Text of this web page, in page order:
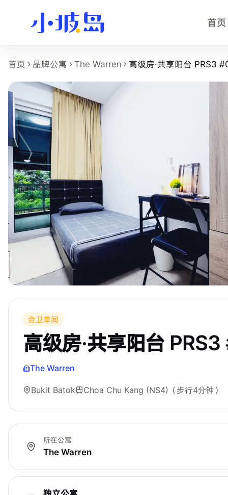
首页
高级房·共享阳台 PRS3 #01-31 房
这个页面展示The Warren的高级房·共享阳台 PRS3 #01-31
房型名称：高级房·共享阳台 PRS3 #01-31。
所在物业：The Warren。
运营品牌：Bespoke Habitat 共居。
所在区域：Bukit Batok。
附近地铁：Choa Chu Kang (NS4)，步行约 4 分钟。
房型类别：Common。
参考月租：S$1,090 /月起，最终以实时库存和合同为准。
附近学校：Ngee Ann Polytechnic、Singapore Institute
首页 品牌公寓 The Warren 高级房·共享阳台 PRS3
合卫单间
高级房·共享阳台
The Warren
Bukit Batok Choa Chu Kang (NS4) （步行4分钟）
所在公寓
The Warren